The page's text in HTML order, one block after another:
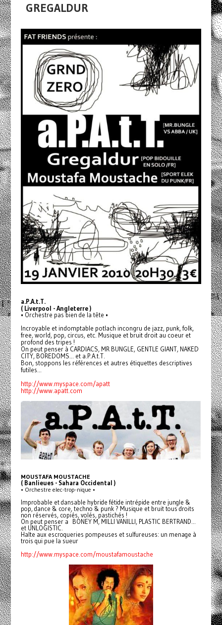
GREGALDUR
a.P.A.t.T.
( Liverpool - Angleterre )
• Orchestre pas bien de la tête •
Incroyable et indomptable potlach incongru de jazz, punk, folk,
free, world, pop, circus, etc. Musique et bruit droit au coeur et
profond des tripes !
On peut penser à CARDIACS, MR BUNGLE, GENTLE GIANT, NAKED
CITY, BOREDOMS... et a.P.A.t.T.
Bon, stoppons les références et autres étiquettes descriptives
futiles...
http://www.myspace.com/apatt
http://www.apatt.com
MOUSTAFA MOUSTACHE
( Banlieues - Sahara Occidental )
• Orchestre elec-trop-nique •
Improbable et dansable hybride fétide intrépide entre jungle &
pop, dance & core, techno & punk ? Musique et bruit tous droits
non réservés, copiés, volés, pastichés !
On peut penser a BONEY M, MILLI VANILLI, PLASTIC BERTRAND...
et UNLOGISTIC.
Halte aux escroqueries pompeuses et sulfureuses: un menage à
trois qui pue la sueur
http://www.myspace.com/moustafamoustache